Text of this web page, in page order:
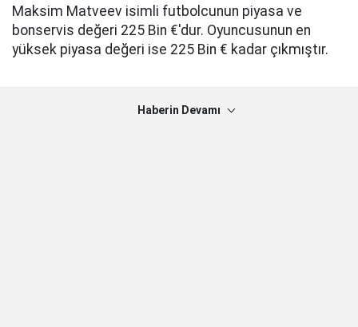
Maksim Matveev isimli futbolcunun piyasa ve
bonservis değeri 225 Bin €'dur. Oyuncusunun en
yüksek piyasa değeri ise 225 Bin € kadar çıkmıştır.
Haberin Devamı